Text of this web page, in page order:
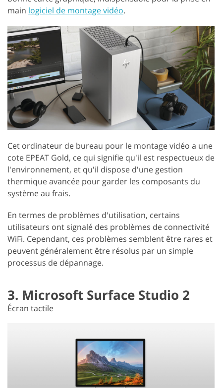
main logiciel de montage vidéo.
Cet ordinateur de bureau pour le montage vidéo a une
cote EPEAT Gold, ce qui signifie qu'il est respectueux de
l'environnement, et qu'il dispose d'une gestion
thermique avancée pour garder les composants du
système au frais.
En termes de problèmes d'utilisation, certains
utilisateurs ont signalé des problèmes de connectivité
WiFi. Cependant, ces problèmes semblent être rares et
peuvent généralement être résolus par un simple
processus de dépannage.
3. Microsoft Surface Studio 2
Écran tactile